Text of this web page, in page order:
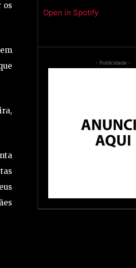
os
Open in Spotify
- Publicidade -